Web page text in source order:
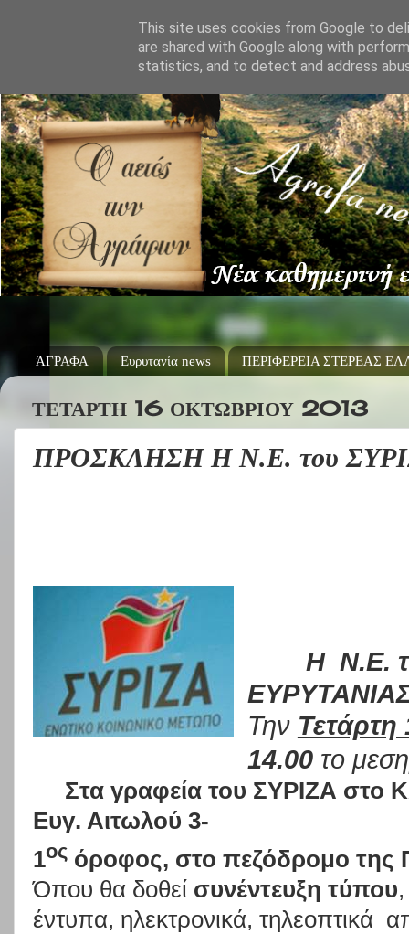
ΆΓΡΑΦΑ Ευρυτανία news ΠΕΡΙΦΕΡΕΙΑ ΣΤΕΡΕΑΣ
ΤΕΤΆΡΤΗ 16 ΟΚΤΩΒΡΊΟΥ 2013
ΠΡΟΣΚΛΗΣΗ Η Ν.Ε. του
Η Ν.Ε.
Την
14.00το
Στα γραφεία του ΣΥΡΙΖΑ στο
Ευγ. Αιτωλού 3-
1ος όροφος, στο πεζόδρομο της
Όπου θα δοθεί συνέντευξη τύπου
έντυπα, ηλεκτρονικά, τηλεοπτικά
This site uses cookies from Google to
are shared with Google along with
statistics, and to detect and address